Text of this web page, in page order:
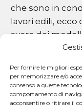
Per fornire le migliori
per memorizzare e/o
consenso a queste
comportamento di
acconsentire o ritirare il
che sono in
lavori edili, ecco
avere dei
permette già di
devono essere
utente
decidere di